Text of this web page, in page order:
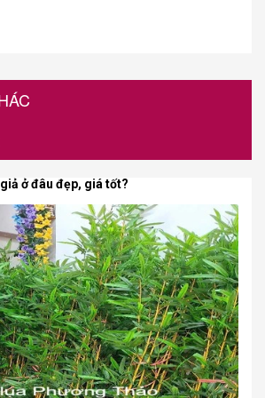
ở đâu đẹp, giá tốt?